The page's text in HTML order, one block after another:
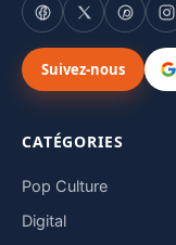
Suivez-nous
CATÉGORIES
Pop Culture
Digital